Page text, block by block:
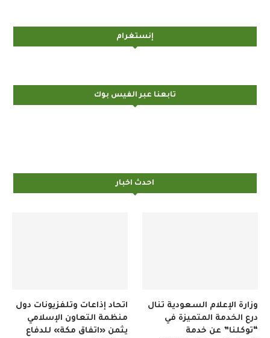
إنستغرام
تابعنا عبر الفيس بوك
احدث اخبار
اتحاد إذاعات وتلفزيونات دول
منظمة التعاون الإسلامي
يثمن «اتفاق مكة» للدفاع
وزارة الإعلام السعودية تنال
درع الخدمة المتميزة في
“توكلنا” عن خدمة